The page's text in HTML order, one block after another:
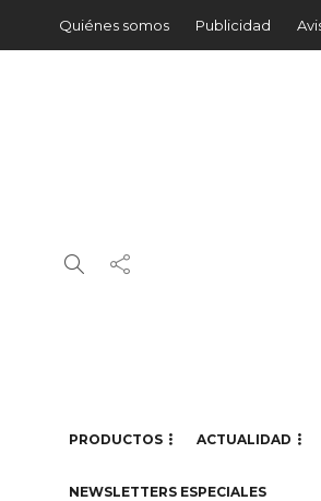
Quiénes somos Publicidad
PRODUCTOS ACTUALIDAD
NEWSLETTERS ESPECIALES